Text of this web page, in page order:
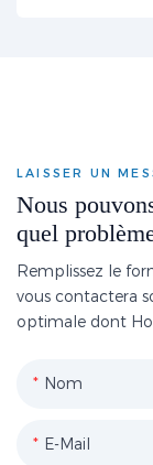
LAISSER UN
Nous
quel
Remplissez le
vous contactera
optimale dont
Nom
E-Mail